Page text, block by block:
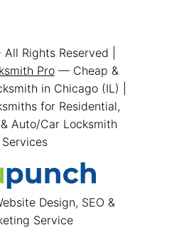
Rights Reserved |
Pro— Cheap &
in Chicago (IL) |
for Residential,
Auto/Car Locksmith
Services
Design, SEO &
Service